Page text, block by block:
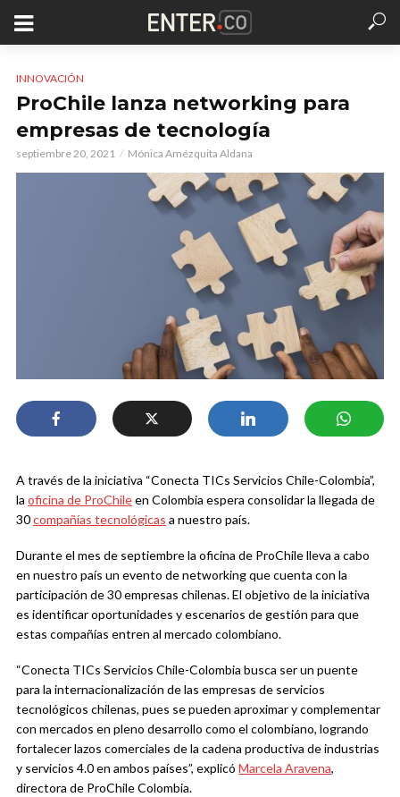
INNOVACIÓN
ProChile lanza networking para
empresas de tecnología
septiembre 20, 2021 Mónica Amézquita Aldana
A través de la iniciativa “Conecta TICs Servicios Chile-Colombia”,
la oficina de ProChileen Colombia espera consolidar la llegada de
30compañías tecnológicas a nuestro país.
Durante el mes de septiembre la oficina de ProChile lleva a cabo
en nuestro país un evento de networking que cuenta con la
participación de 30 empresas chilenas. El objetivo de la iniciativa
es identificar oportunidades y escenarios de gestión para que
estas compañías entren al mercado colombiano.
“Conecta TICs Servicios Chile-Colombia busca ser un puente
para la internacionalización de las empresas de servicios
tecnológicos chilenas, pues se pueden aproximar y complementar
con mercados en pleno desarrollo como el colombiano, logrando
fortalecer lazos comerciales de la cadena productiva de industrias
y servicios 4.0 en ambos países”, explicó Marcela Aravena,
directora de ProChile Colombia.